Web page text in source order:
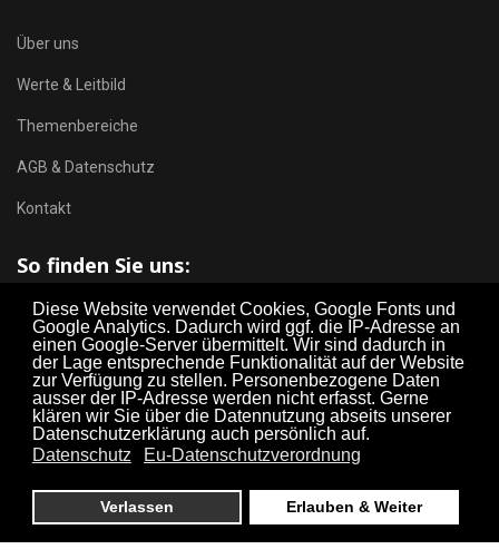
Diese Website verwendet Cookies, Google Fonts und
Google Analytics. Dadurch wird ggf. die IP-Adresse an
einen Google-Server übermittelt. Wir sind dadurch in
der Lage entsprechende Funktionalität auf der Website
zur Verfügung zu stellen. Personenbezogene Daten
ausser der IP-Adresse werden nicht erfasst. Gerne
klären wir Sie über die Datennutzung abseits unserer
Datenschutzerklärung auch persönlich auf.
Datenschutz
Eu-Datenschutzverordnung
Verlassen Erlauben & Weiter
Über uns
Werte & Leitbild
Themenbereiche
AGB & Datenschutz
Kontakt
So finden Sie uns: